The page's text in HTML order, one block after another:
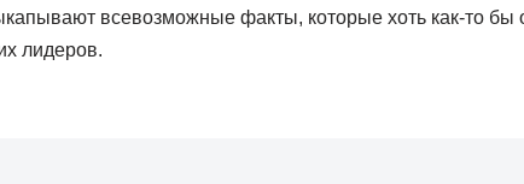
всевозможные факты, которые хоть как-то бы
лидеров.